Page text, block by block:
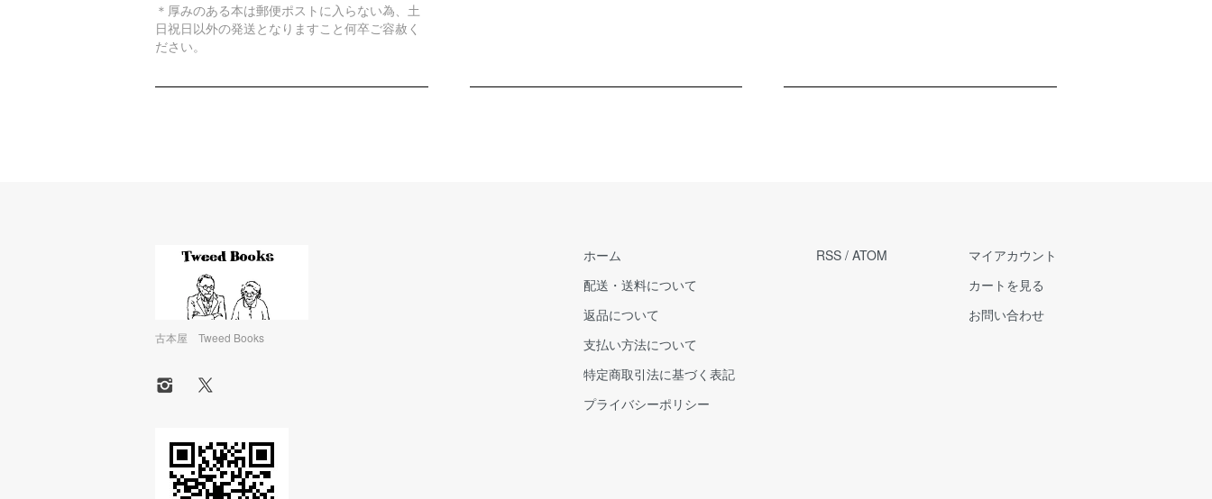
＊厚みのある本は郵便ポストに入らない為、土
日祝日以外の発送となりますこと何卒ご容赦く
ださい。
古本屋 Tweed Books
ホーム
配送・送料について
返品について
支払い方法について
特定商取引法に基づく表記
プライバシーポリシー
RSS / ATOM
マイアカウント
カートを見る
お問い合わせ